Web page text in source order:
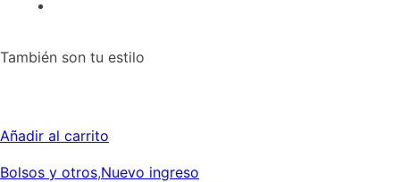
También son tu estilo
Añadir al carrito
Bolsos y otros,Nuevo ingreso